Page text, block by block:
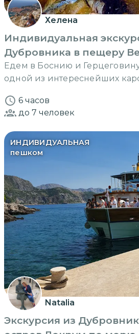
Хелена
Индивидуальная
Дубровника в пещеру
Едем в Боснию и
одной из интереснейших
6 часов
до 7 человек
ИНДИВИДУАЛЬНАЯ
пешком
Natalia
Экскурсия из